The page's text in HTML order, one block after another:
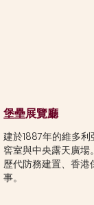
堡壘展覽廳
建於1887年的維多
窖室與中央露天廣場
歷代防務建置、香
事。